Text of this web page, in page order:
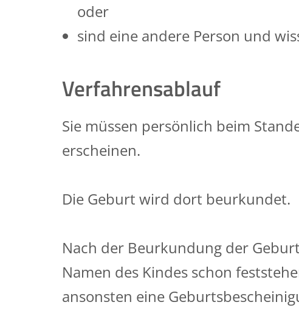
oder
sind eine andere Person und
Verfahrensablauf
Sie müssen persönlich beim
erscheinen.
Die Geburt wird dort beurkundet.
Nach der Beurkundung der
Namen des Kindes schon
ansonsten eine